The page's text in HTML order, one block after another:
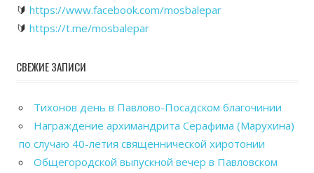
🔰 https://www.facebook.com/mosbalepar
🔰 https://t.me/mosbalepar
СВЕЖИЕ ЗАПИСИ
Тихонов день в Павлово-Посадском благочинии
Награждение архимандрита Серафима (Марухина)
по случаю 40-летия священнической хиротонии
Общегородской выпускной вечер в Павловском